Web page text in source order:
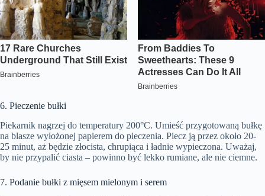
6. Pieczenie bułki
Piekarnik nagrzej do temperatury 200°C. Umieść przygotowaną bułkę
na blasze wyłożonej papierem do pieczenia. Piecz ją przez około 20-
25 minut, aż będzie złocista, chrupiąca i ładnie wypieczona. Uważaj,
by nie przypalić ciasta – powinno być lekko rumiane, ale nie ciemne.
7. Podanie bułki z mięsem mielonym i serem